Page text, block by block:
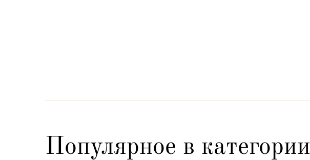
Популярное в категории